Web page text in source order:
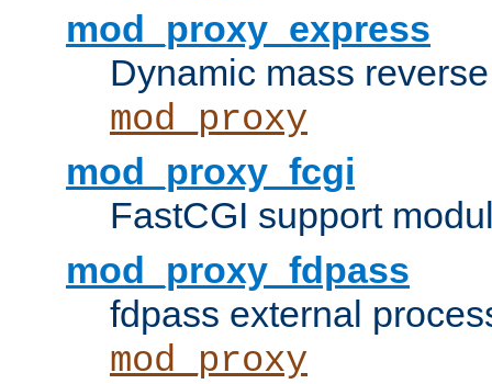
mod_proxy_express
Dynamic mass
mod_proxy
mod_proxy_fcgi
FastCGI support
mod_proxy_fdpass
fdpass external
mod_proxy